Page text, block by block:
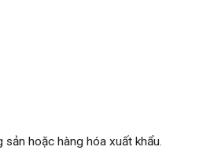
hoặc hàng hóa xuất khẩu.